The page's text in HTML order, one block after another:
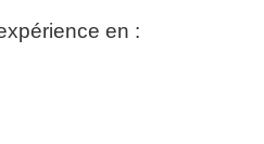
en :